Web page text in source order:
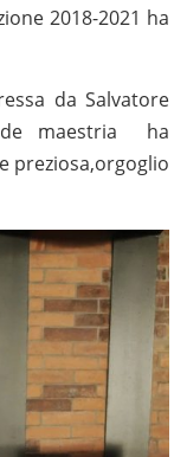
2018-2021 ha
da Salvatore
maestria ha
preziosa,orgoglio